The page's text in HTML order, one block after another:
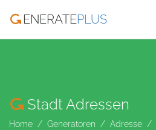
ENERATEPLUS
Stadt Adressen
Home Generatoren Adresse